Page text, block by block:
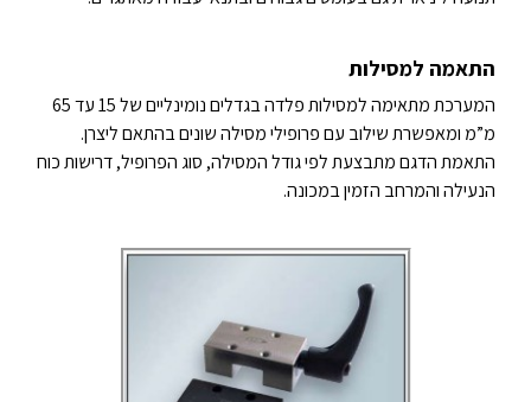
התאמה למסילות
המערכת מתאימה למסילות פלדה בגדלים נומינליים של 15 עד 65
מ”מ ומאפשרת שילוב עם פרופילי מסילה שונים בהתאם ליצרן.
התאמת הדגם מתבצעת לפי גודל המסילה, סוג הפרופיל, דרישות כוח
הנעילה והמרחב הזמין במכונה.